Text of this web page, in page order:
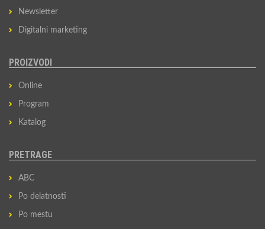
Newsletter
Digitalni marketing
PROIZVODI
Online
Program
Katalog
PRETRAGE
ABC
Po delatnosti
Po mestu